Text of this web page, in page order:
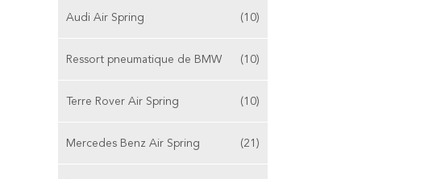
Audi Air Spring (10)
Ressort pneumatique de BMW (10)
Terre Rover Air Spring (10)
Mercedes Benz Air Spring (21)